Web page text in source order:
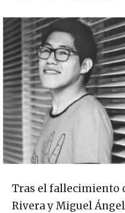
Tras el fallecimiento
Rivera y Miguel